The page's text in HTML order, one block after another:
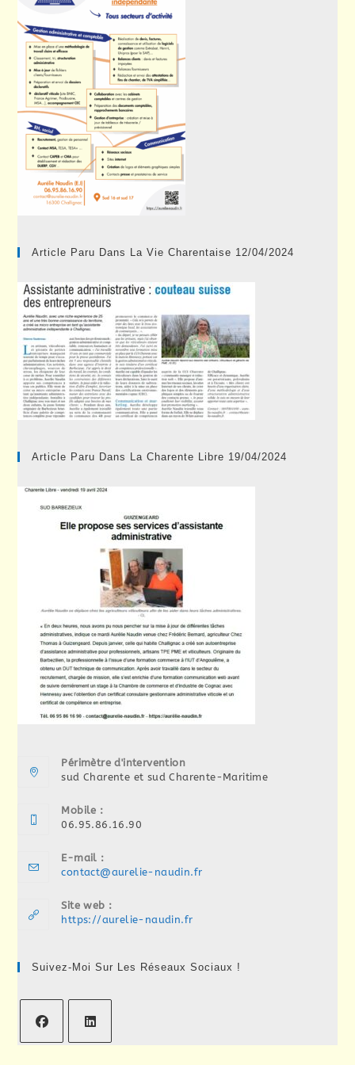
Article Paru Dans La Vie Charentaise 12/04/2024
Article Paru Dans La Charente Libre 19/04/2024
Périmètre d'intervention
sud Charente et sud Charente-Maritime
Mobile :
06.95.86.16.90
E-mail :
contact@aurelie-naudin.frS’ouvre
Site web :
https://aurelie-naudin.fr
Suivez-Moi Sur Les Réseaux Sociaux !